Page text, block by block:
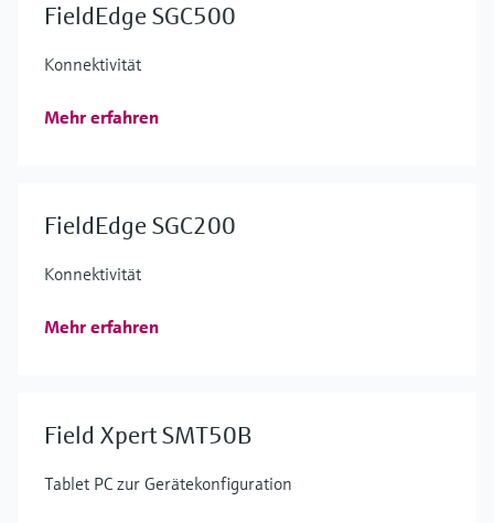
FieldEdge SGC500
Konnektivität
Mehr erfahren
FieldEdge SGC200
Konnektivität
Mehr erfahren
Field Xpert SMT50B
Tablet PC zur Gerätekonfiguration